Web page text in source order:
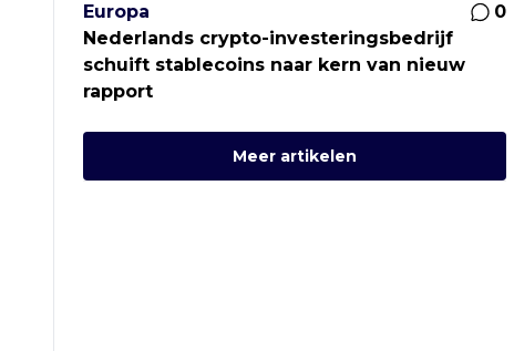
Europa
0
Nederlands crypto-investeringsbedrijf
schuift stablecoins naar kern van nieuw
rapport
Meer artikelen